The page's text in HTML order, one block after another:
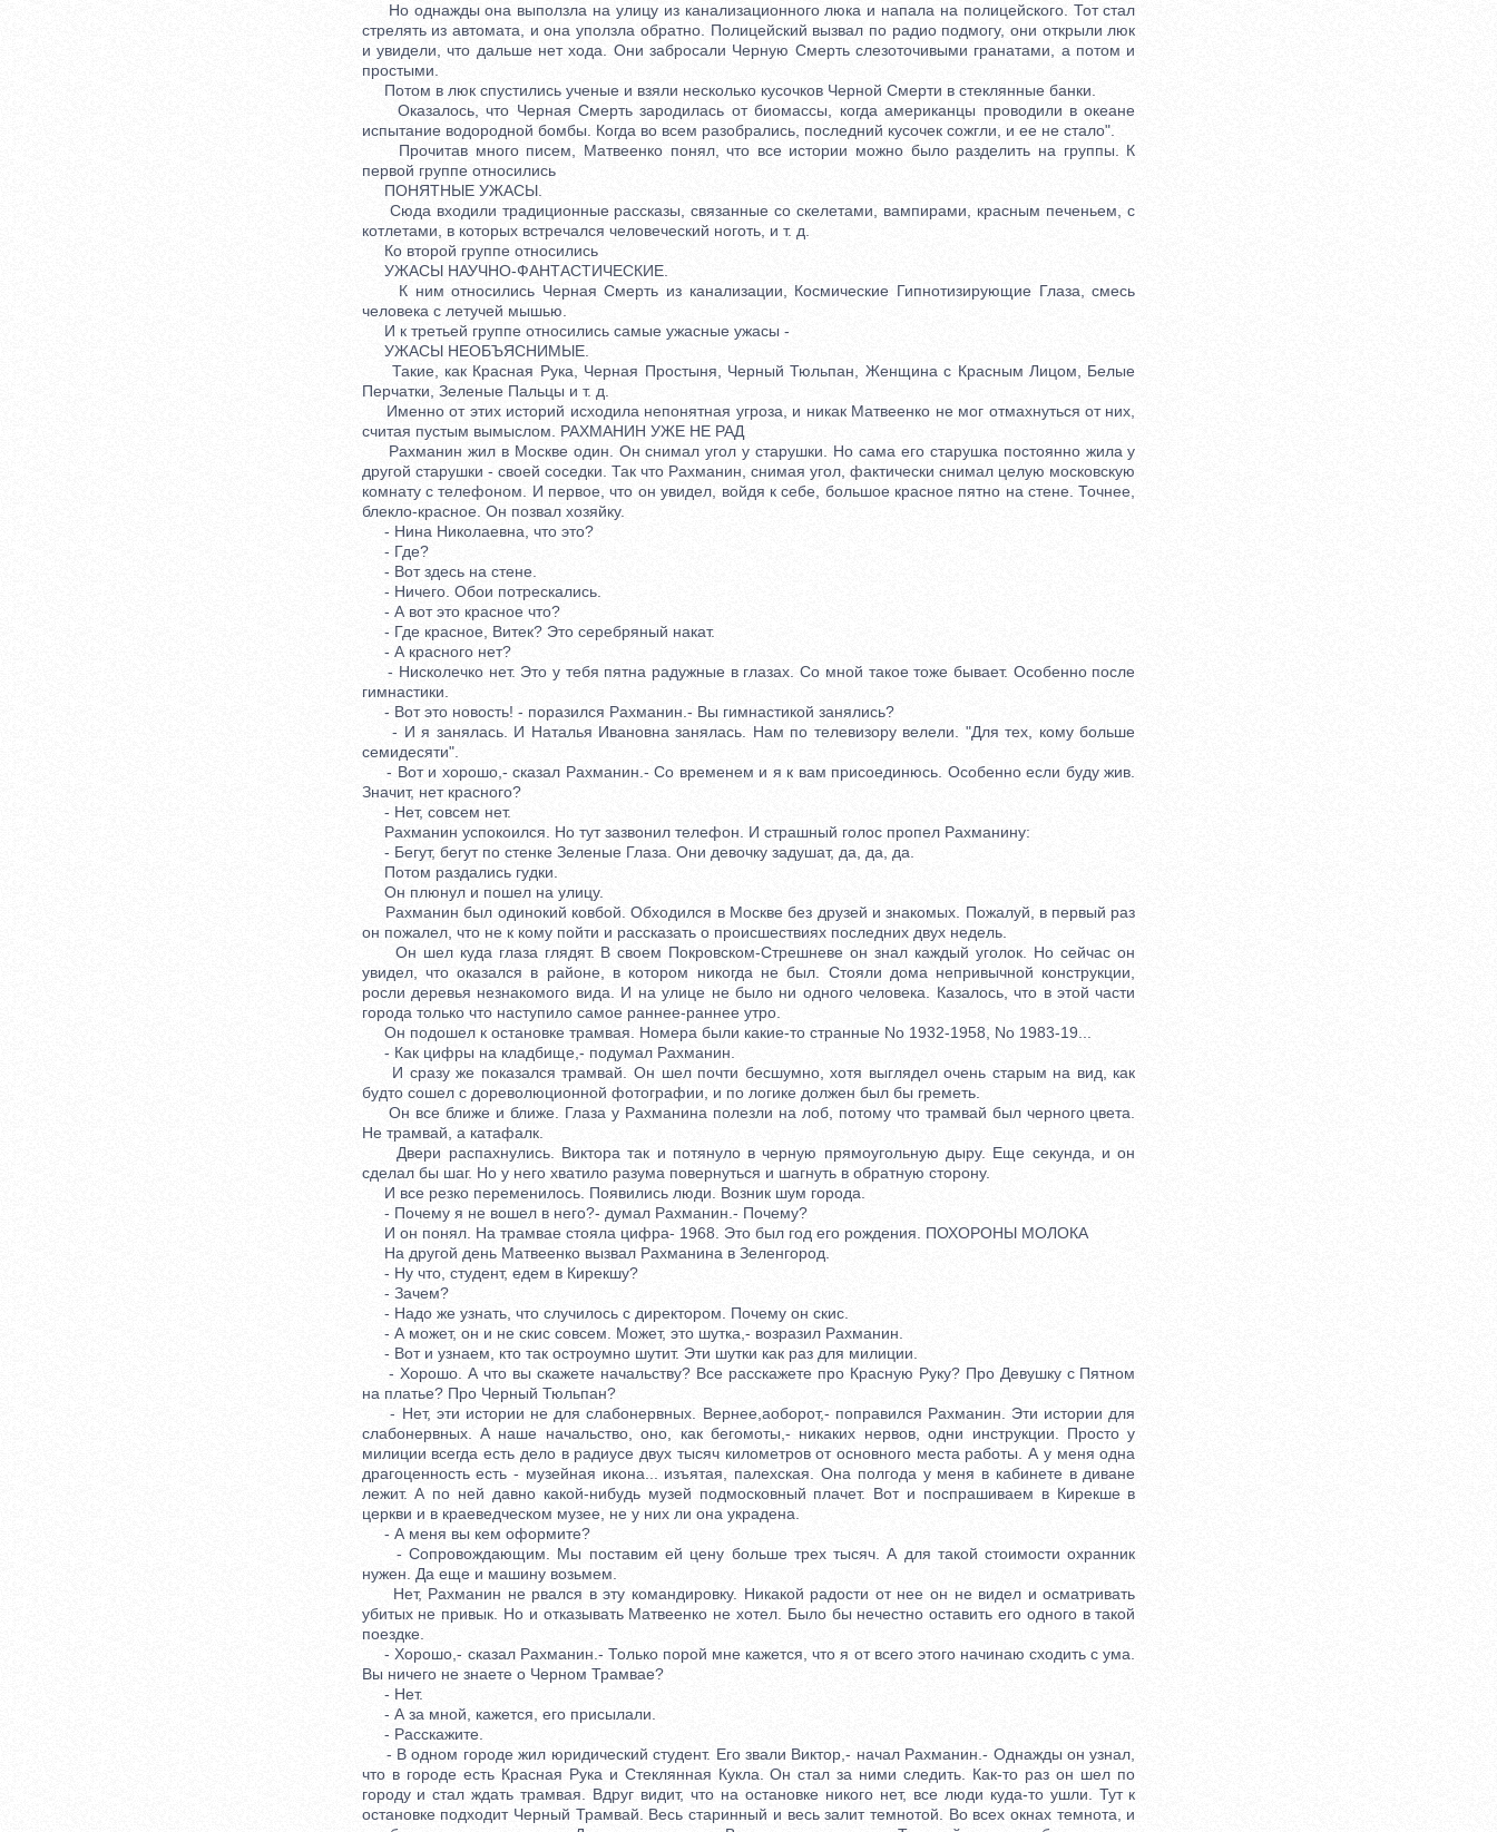
Но однажды она выползла на улицу из канализационного люка и напала на полицейского. Тот стал
стрелять из автомата, и она уползла обратно. Полицейский вызвал по радио подмогу, они открыли люк
и увидели, что дальше нет хода. Они забросали Черную Смерть слезоточивыми гранатами, а потом и
простыми.
Потом в люк спустились ученые и взяли несколько кусочков Черной Смерти в стеклянные банки.
Оказалось, что Черная Смерть зародилась от биомассы, когда американцы проводили в океане
испытание водородной бомбы. Когда во всем разобрались, последний кусочек сожгли, и ее не стало".
Прочитав много писем, Матвеенко понял, что все истории можно было разделить на группы. К
первой группе относились
ПОНЯТНЫЕ УЖАСЫ.
Сюда входили традиционные рассказы, связанные со скелетами, вампирами, красным печеньем, с
котлетами, в которых встречался человеческий ноготь, и т. д.
Ко второй группе относились
УЖАСЫ НАУЧНО-ФАНТАСТИЧЕСКИЕ.
К ним относились Черная Смерть из канализации, Космические Гипнотизирующие Глаза, смесь
человека с летучей мышью.
И к третьей группе относились самые ужасные ужасы -
УЖАСЫ НЕОБЪЯСНИМЫЕ.
Такие, как Красная Рука, Черная Простыня, Черный Тюльпан, Женщина с Красным Лицом, Белые
Перчатки, Зеленые Пальцы и т. д.
Именно от этих историй исходила непонятная угроза, и никак Матвеенко не мог отмахнуться от них,
считая пустым вымыслом. РАХМАНИН УЖЕ НЕ РАД
Рахманин жил в Москве один. Он снимал угол у старушки. Но сама его старушка постоянно жила у
другой старушки - своей соседки. Так что Рахманин, снимая угол, фактически снимал целую московскую
комнату с телефоном. И первое, что он увидел, войдя к себе, большое красное пятно на стене. Точнее,
блекло-красное. Он позвал хозяйку.
- Нина Николаевна, что это?
- Где?
- Вот здесь на стене.
- Ничего. Обои потрескались.
- А вот это красное что?
- Где красное, Витек? Это серебряный накат.
- А красного нет?
- Нисколечко нет. Это у тебя пятна радужные в глазах. Со мной такое тоже бывает. Особенно после
гимнастики.
- Вот это новость! - поразился Рахманин.- Вы гимнастикой занялись?
- И я занялась. И Наталья Ивановна занялась. Нам по телевизору велели. "Для тех, кому больше
семидесяти".
- Вот и хорошо,- сказал Рахманин.- Со временем и я к вам присоединюсь. Особенно если буду жив.
Значит, нет красного?
- Нет, совсем нет.
Рахманин успокоился. Но тут зазвонил телефон. И страшный голос пропел Рахманину:
- Бегут, бегут по стенке Зеленые Глаза. Они девочку задушат, да, да, да.
Потом раздались гудки.
Он плюнул и пошел на улицу.
Рахманин был одинокий ковбой. Обходился в Москве без друзей и знакомых. Пожалуй, в первый раз
он пожалел, что не к кому пойти и рассказать о происшествиях последних двух недель.
Он шел куда глаза глядят. В своем Покровском-Стрешневе он знал каждый уголок. Но сейчас он
увидел, что оказался в районе, в котором никогда не был. Стояли дома непривычной конструкции,
росли деревья незнакомого вида. И на улице не было ни одного человека. Казалось, что в этой части
города только что наступило самое раннее-раннее утро.
Он подошел к остановке трамвая. Номера были какие-то странные No 1932-1958, No 1983-19...
- Как цифры на кладбище,- подумал Рахманин.
И сразу же показался трамвай. Он шел почти бесшумно, хотя выглядел очень старым на вид, как
будто сошел с дореволюционной фотографии, и по логике должен был бы греметь.
Он все ближе и ближе. Глаза у Рахманина полезли на лоб, потому что трамвай был черного цвета.
Не трамвай, а катафалк.
Двери распахнулись. Виктора так и потянуло в черную прямоугольную дыру. Еще секунда, и он
сделал бы шаг. Но у него хватило разума повернуться и шагнуть в обратную сторону.
И все резко переменилось. Появились люди. Возник шум города.
- Почему я не вошел в него?- думал Рахманин.- Почему?
И он понял. На трамвае стояла цифра- 1968. Это был год его рождения. ПОХОРОНЫ МОЛОКА
На другой день Матвеенко вызвал Рахманина в Зеленгород.
- Ну что, студент, едем в Кирекшу?
- Зачем?
- Надо же узнать, что случилось с директором. Почему он скис.
- А может, он и не скис совсем. Может, это шутка,- возразил Рахманин.
- Вот и узнаем, кто так остроумно шутит. Эти шутки как раз для милиции.
- Хорошо. А что вы скажете начальству? Все расскажете про Красную Руку? Про Девушку с Пятном
на платье? Про Черный Тюльпан?
- Нет, эти истории не для слабонервных. Вернее,аоборот,- поправился Рахманин. Эти истории для
слабонервных. А наше начальство, оно, как бегомоты,- никаких нервов, одни инструкции. Просто у
милиции всегда есть дело в радиусе двух тысяч километров от основного места работы. А у меня одна
драгоценность есть - музейная икона... изъятая, палехская. Она полгода у меня в кабинете в диване
лежит. А по ней давно какой-нибудь музей подмосковный плачет. Вот и поспрашиваем в Кирекше в
церкви и в краеведческом музее, не у них ли она украдена.
- А меня вы кем оформите?
- Сопровождающим. Мы поставим ей цену больше трех тысяч. А для такой стоимости охранник
нужен. Да еще и машину возьмем.
Нет, Рахманин не рвался в эту командировку. Никакой радости от нее он не видел и осматривать
убитых не привык. Но и отказывать Матвеенко не хотел. Было бы нечестно оставить его одного в такой
поездке.
- Хорошо,- сказал Рахманин.- Только порой мне кажется, что я от всего этого начинаю сходить с ума.
Вы ничего не знаете о Черном Трамвае?
- Нет.
- А за мной, кажется, его присылали.
- Расскажите.
- В одном городе жил юридический студент. Его звали Виктор,- начал Рахманин.- Однажды он узнал,
что в городе есть Красная Рука и Стеклянная Кукла. Он стал за ними следить. Как-то раз он шел по
городу и стал ждать трамвая. Вдруг видит, что на остановке никого нет, все люди куда-то ушли. Тут к
остановке подходит Черный Трамвай. Весь старинный и весь залит темнотой. Во всех окнах темнота, и